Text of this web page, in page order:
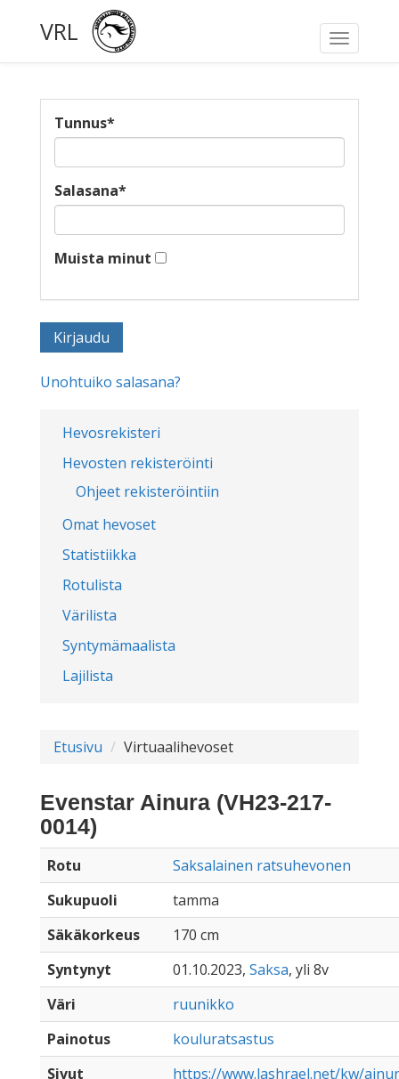
Toggle
VRL
Hevosrekisteri
Hevosten rekisteröinti
Ohjeet rekisteröintiin
Omat hevoset
Statistiikka
Rotulista
Värilista
Syntymämaalista
Lajilista
Tunnus*
Salasana*
Muista minut
Unohtuiko salasana?
Etusivu Virtuaalihevoset
Evenstar Ainura (VH23-217-
0014)
Rotu
Saksalainen ratsuhevonen
Sukupuoli
tamma
Säkäkorkeus
170 cm
Syntynyt
01.10.2023, Saksa, yli 8v
Väri
ruunikko
Painotus
kouluratsastus
Sivut
https://www.lashrael.net/kw/